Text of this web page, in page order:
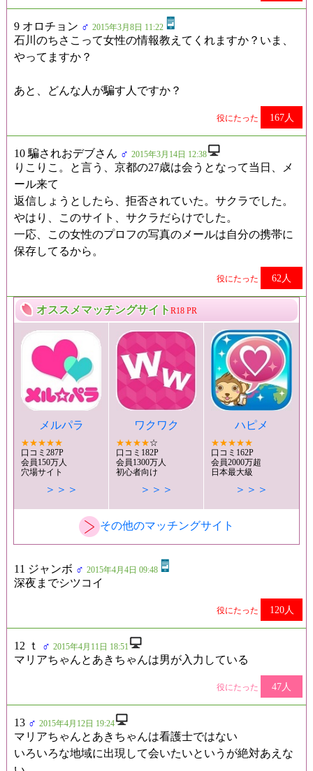
9 オロチョン ♂ 2015年3月8日 11:22
石川のちさこって女性の情報教えてくれますか？いま、
やってますか？
あと、どんな人が騙す人ですか？
役にたった 167人
10 騙されおデブさん ♂ 2015年3月14日 12:38
りこりこ。と言う、京都の27歳は会うとなって当日、メ
ール来て
返信しょうとしたら、拒否されていた。サクラでした。
やはり、このサイト、サクラだらけでした。
一応、この女性のプロフの写真のメールは自分の携帯に
保存してるから。
役にたった 62人
オススメマッチングサイトR18 PR
メルパラ
★★★★★
口コミ287P
会員150万人
穴場サイト
＞＞＞
ワクワク
★★★★☆
口コミ182P
会員1300万人
初心者向け
＞＞＞
ハピメ
★★★★★
口コミ162P
会員2000万超
日本最大級
＞＞＞
その他のマッチングサイト
11 ジャンボ ♂ 2015年4月4日 09:48
深夜までシツコイ
役にたった 120人
12 ｔ ♂ 2015年4月11日 18:51
マリアちゃんとあきちゃんは男が入力している
役にたった 47人
13 ♂ 2015年4月12日 19:24
マリアちゃんとあきちゃんは看護士ではない
いろいろな地域に出現して会いたいというが絶対あえな